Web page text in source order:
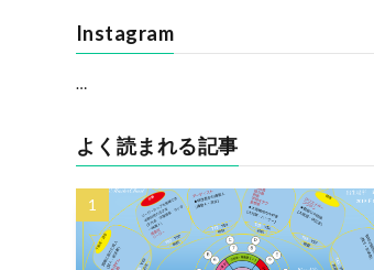
Instagram
…
よく読まれる記事